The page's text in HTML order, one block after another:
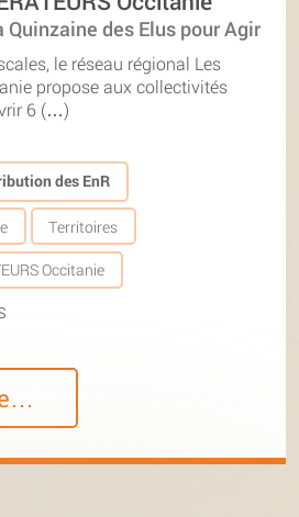
Quinzaine des Elus pour Agir
le réseau régional Les
propose aux collectivités
6 (…)
des EnR
Territoires
Occitanie